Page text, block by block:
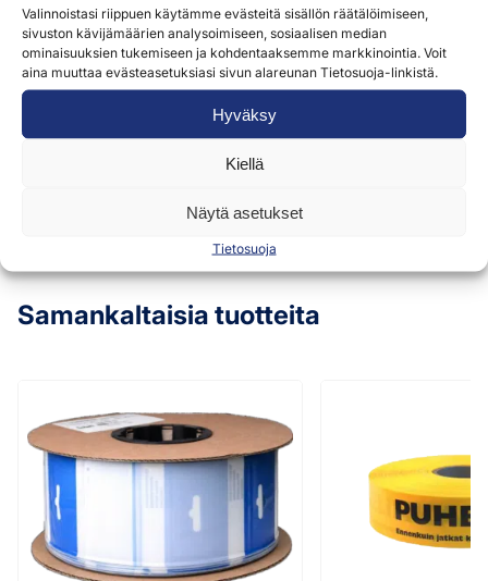
Valinnoistasi riippuen käytämme evästeitä sisällön räätälöimiseen,
sivuston kävijämäärien analysoimiseen, sosiaalisen median
ominaisuuksien tukemiseen ja kohdentaaksemme markkinointia. Voit
aina muuttaa evästeasetuksiasi sivun alareunan Tietosuoja-linkistä.
Hyväksy
Kiellä
Näytä asetukset
Tietosuoja
palveluidemme tarjoamiseen ja toimittamiseen.
Lisätietoja löydättietosuojaselosteestamme »
Samankaltaisia tuotteita